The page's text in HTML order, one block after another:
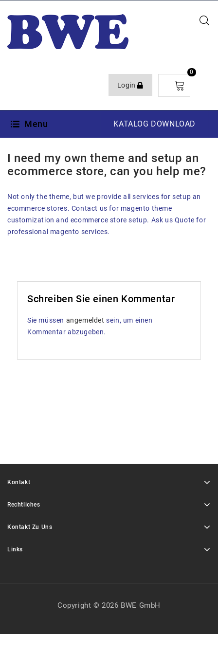
Login
0
Menu KATALOG DOWNLOAD
I need my own theme and setup an
ecommerce store, can you help me?
Not only the theme, but we provide all services for setup an
ecommerce stores. Contact us for magento theme
customization and ecommerce store setup. Ask us Quote for
professional magento services.
Schreiben Sie einen Kommentar
Sie müssen angemeldet sein, um einen
Kommentar abzugeben.
Kontakt
Rechtliches
Kontakt Zu Uns
Links
Copyright © 2026 BWE GmbH